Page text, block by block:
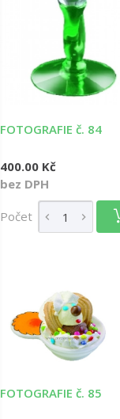
FOTOGRAFIE č. 84
400.00 Kč
bez DPH
Počet
FOTOGRAFIE č. 85